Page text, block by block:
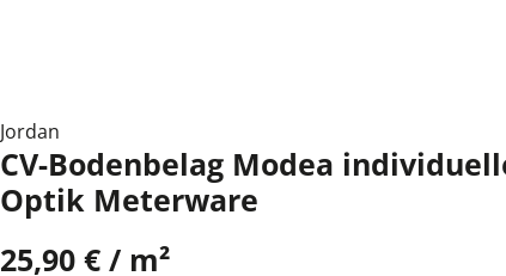
Jordan
CV-Bodenbelag Modea
Optik Meterware
25,90 € / m²